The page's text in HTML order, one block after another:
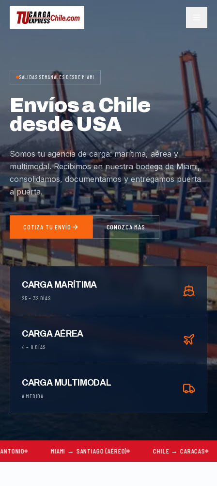
SALIDAS SEMANALES DESDE MIAMI
Envíos a Chile
desde USA
Somos tu agencia de carga: marítima, aérea y
multimodal. Recibimos en nuestra bodega de Miami,
consolidamos, documentamos y entregamos puerta
a puerta.
COTIZA TU ENVÍO CONOZCA MÁS
CARGA MARÍTIMA
25 – 32 DÍAS
CARGA AÉREA
4 – 8 DÍAS
CARGA MULTIMODAL
A MEDIDA
MIAMI → SANTIAGO (AÉREO) CHILE → CARACAS